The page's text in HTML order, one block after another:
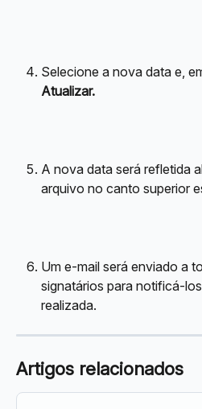
Selecione a nova data e,
Atualizar.
A nova data será refletida
arquivo no canto superior
Um e-mail será enviado a
signatários para notificá-
realizada.
Artigos relacionados